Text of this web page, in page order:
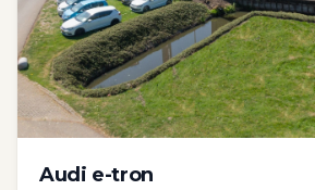
Audi e-tron